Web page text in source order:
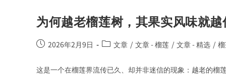
为何越老榴莲树，其果实风味就越
2026年2月9日 文章 / 文章 - 榴莲 / 文章 - 精选 /
这是一个在榴莲界流传已久、却并非迷信的现象：越老的榴